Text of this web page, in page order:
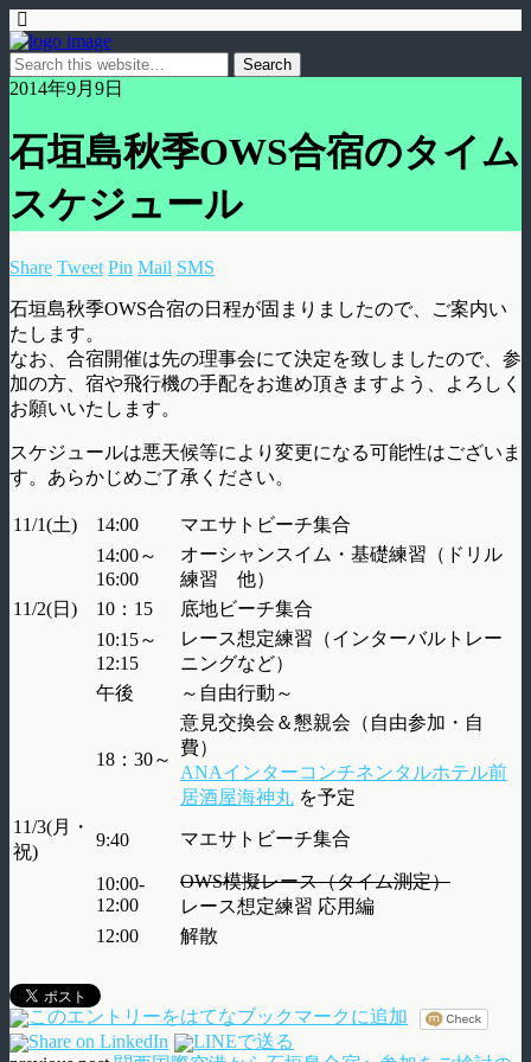
2014年9月9日
石垣島秋季OWS合宿のタイム
スケジュール
Share Tweet Pin Mail SMS
石垣島秋季OWS合宿の日程が固まりましたので、ご案内い
たします。
なお、合宿開催は先の理事会にて決定を致しましたので、参
加の方、宿や飛行機の手配をお進め頂きますよう、よろしく
お願いいたします。
スケジュールは悪天候等により変更になる可能性はございま
す。あらかじめご了承ください。
11/1(土) 14:00
マエサトビーチ集合
14:00～
16:00
オーシャンスイム・基礎練習（ドリル
練習 他）
11/2(日)
10：15
底地ビーチ集合
10:15～
12:15
レース想定練習（インターバルトレー
ニングなど）
午後
～自由行動～
18：30～
意見交換会＆懇親会（自由参加・自
費）
ANAインターコンチネンタルホテル前
居酒屋海神丸 を予定
11/3(月・
祝)
9:40 マエサトビーチ集合
10:00-
12:00
OWS模擬レース（タイム測定）
レース想定練習 応用編
12:00
解散